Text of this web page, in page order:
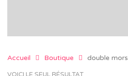
Accueil Boutique double mors